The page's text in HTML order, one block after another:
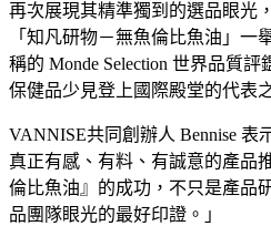
再次展現其精準獨到的選品眼光
「知凡研物－無魚倫比魚油」一
稱的 Monde Selection 世界品質
保健品少見登上國際殿堂的代表
VANNISE共同創辦人 Bennise 表
真正有感、有料、有誠意的產品
倫比魚油』的成功，不只是產品
品團隊眼光的最好印證。」